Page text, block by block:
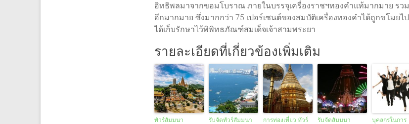
อิทธิพลมาจากขอมโบราณ ภายในบรรจุเครื่องราชฯทองคำแท้มากมาย ร
อีกมากมาย ซึ่งมากกว่า 75 เปอร์เซนต์ของสมบัติเครื่องทองคำได้ถูกขโมย
ได้เก็บรักษาไว้พิพิทธภัณฑ์สมเด็จเจ้าสามพระยา
รายละเอียดที่เกี่ยวข้องเพิ่มเติม
ทัวร์สัมมนา
รับจัดทัวร์สัมมนา
การท่องเที่ยว ทัวร์
รับจัดสัมมนา
บุคลกรในการ